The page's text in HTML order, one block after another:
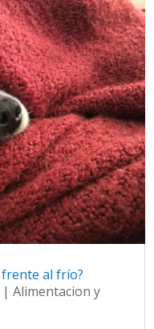
al frío?
|Alimentacion y